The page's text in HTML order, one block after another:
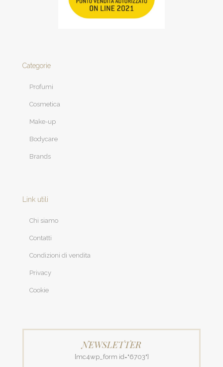
Categorie
Profumi
Cosmetica
Make-up
Bodycare
Brands
Link utili
Chi siamo
Contatti
Condizioni di vendita
Privacy
Cookie
NEWSLETTER
[mc4wp_form id="6703"]